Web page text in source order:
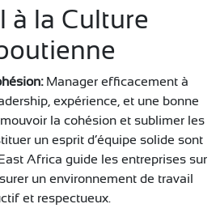
à la Culture
Manager efficacement à
expérience, et une bonne
la cohésion et sublimer les
un esprit d’équipe solide sont
Africa guide les entreprises sur
un environnement de travail
et respectueux.